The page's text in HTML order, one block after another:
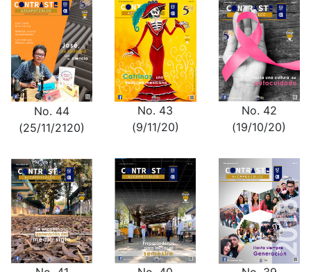
No. 44
(25/11/2120)
No. 43
(9/11/20)
No. 42
(19/10/20)